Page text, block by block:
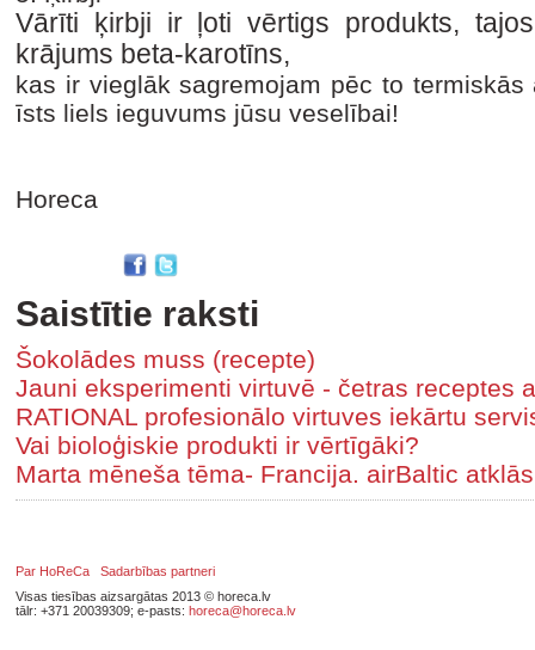
Vārīti ķirbji ir ļoti vērtigs produkts,
krājums beta-karotīns,
kas ir vieglāk sagremojam pēc to
īsts liels ieguvums jūsu veselībai!
Horeca
Saistītie raksti
Šokolādes muss (recepte)
Jauni eksperimenti virtuvē - četras receptes
RATIONAL profesionālo virtuves iekārtu
Vai bioloģiskie produkti ir vērtīgāki?
Marta mēneša tēma- Francija. airBaltic
Par HoReCa
Sadarbības partneri
Visas tiesības aizsargātas 2013 © horeca.lv
tālr: +371 20039309; e-pasts: horeca@horeca.lv